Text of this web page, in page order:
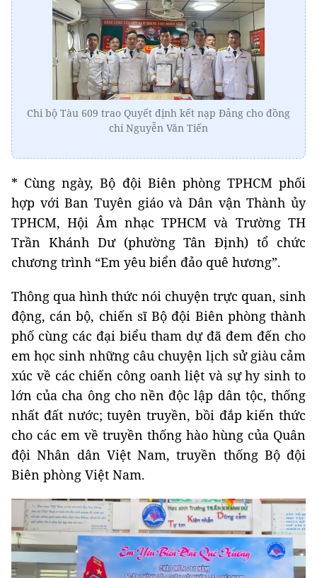
Chi bộ Tàu 609 trao Quyết định kết nạp Đảng cho đồng
chí Nguyễn Văn Tiến
* Cùng ngày, Bộ đội Biên phòng TPHCM phối
hợp với Ban Tuyên giáo và Dân vận Thành ủy
TPHCM, Hội Âm nhạc TPHCM và Trường TH
Trần Khánh Dư (phường Tân Định) tổ chức
chương trình “Em yêu biển đảo quê hương”.
Thông qua hình thức nói chuyện trực quan, sinh
động, cán bộ, chiến sĩ Bộ đội Biên phòng thành
phố cùng các đại biểu tham dự đã đem đến cho
em học sinh những câu chuyện lịch sử giàu cảm
xúc về các chiến công oanh liệt và sự hy sinh to
lớn của cha ông cho nền độc lập dân tộc, thống
nhất đất nước; tuyên truyền, bồi đắp kiến thức
cho các em về truyền thống hào hùng của Quân
đội Nhân dân Việt Nam, truyền thống Bộ đội
Biên phòng Việt Nam.